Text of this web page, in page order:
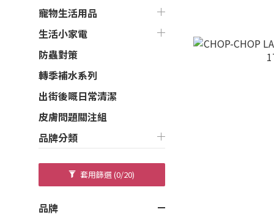
寵物生活用品
生活小家電
防蟲對策
轉季補水系列
出街後嘅日常清潔
皮膚問題關注組
品牌分類
套用篩選(0/20)
品牌